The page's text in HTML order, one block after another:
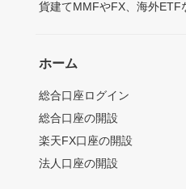
貨建てMMFやFX、海外ETF
ホーム
総合口座ログイン
総合口座の開設
楽天FX口座の開設
法人口座の開設